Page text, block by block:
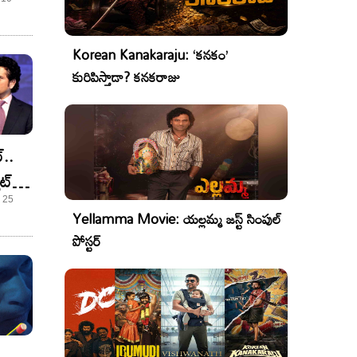
25
Korean Kanakaraju: ‘కనకం’
కురిపిస్తాడా? కనకరాజు
Yellamma Movie: యల్లమ్మ జస్ట్ సింపుల్
పోస్టర్